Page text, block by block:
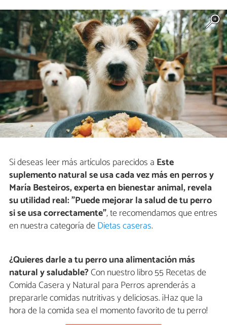
Si deseas leer más artículos parecidos a Este
suplemento natural se usa cada vez más en perros y
María Besteiros, experta en bienestar animal, revela
su utilidad real: "Puede mejorar la salud de tu perro
si se usa correctamente", te recomendamos que entres
en nuestra categoría deDietas caseras.
¿Quieres darle a tu perro una alimentación más
natural y saludable?Con nuestro libro 55 Recetas de
Comida Casera y Natural para Perros aprenderás a
prepararle comidas nutritivas y deliciosas. ¡Haz que la
hora de la comida sea el momento favorito de tu perro!